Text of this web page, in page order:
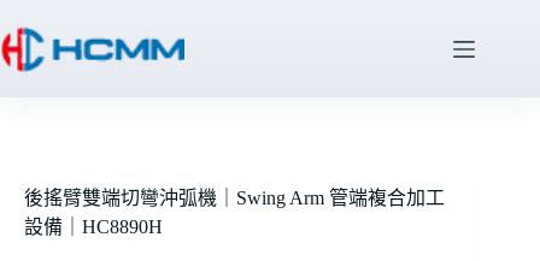
後搖臂雙端切彎沖弧機｜Swing Arm 管端複合加工
設備｜HC8890H